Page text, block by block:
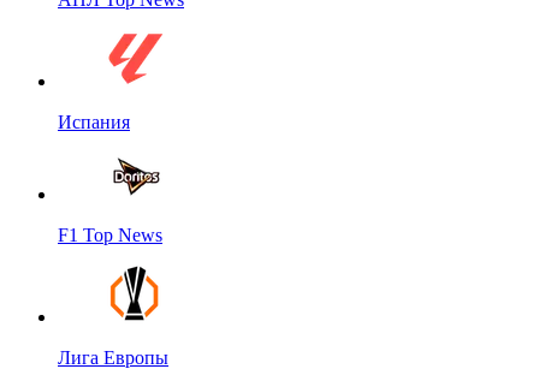
Испания
F1 Top News
Лига Европы